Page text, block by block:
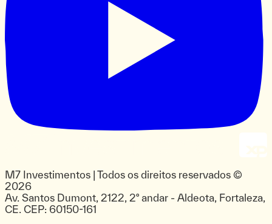
M7 Investimentos | Todos os direitos reservados ©
2026
Av. Santos Dumont, 2122, 2º andar - Aldeota, Fortaleza,
CE. CEP: 60150-161